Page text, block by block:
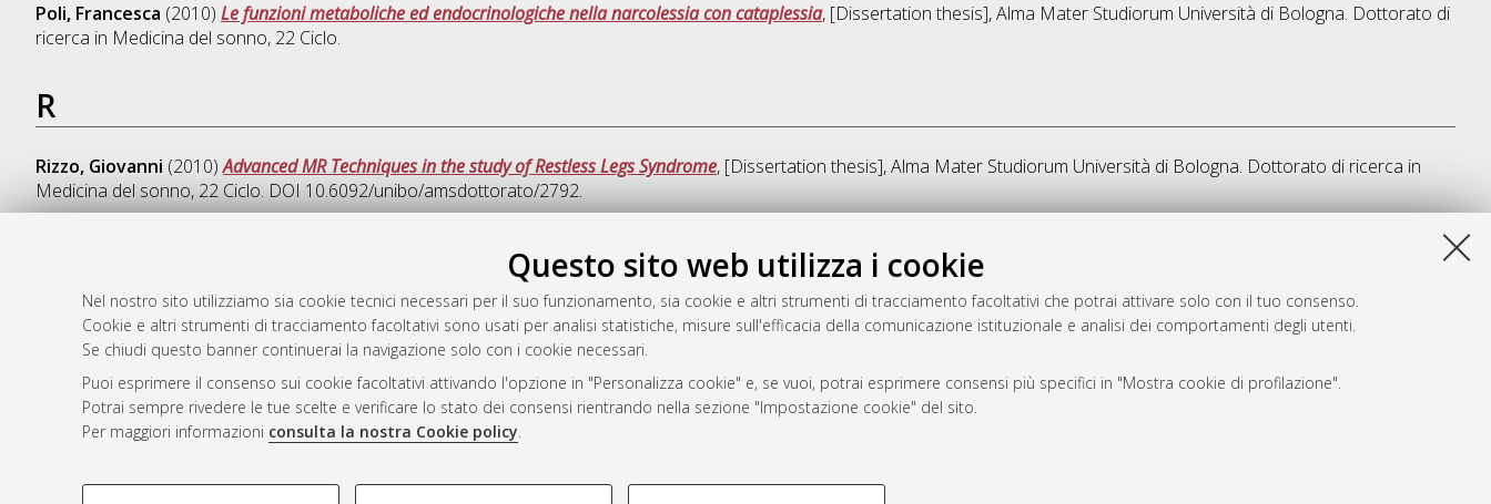
Questo sito web utilizza i cookie
Nel nostro sito utilizziamo sia cookie tecnici necessari per il suo funzionamento, sia cookie e altri strumenti di tracciamento facoltativi che potrai attivare solo con il tuo consenso.
Cookie e altri strumenti di tracciamento facoltativi sono usati per analisi statistiche, misure sull'efficacia della comunicazione istituzionale e analisi dei comportamenti degli utenti.
Se chiudi questo banner continuerai la navigazione solo con i cookie necessari.
Puoi esprimere il consenso sui cookie facoltativi attivando l'opzione in "Personalizza cookie" e, se vuoi, potrai esprimere consensi più specifici in "Mostra cookie di profilazione".
Potrai sempre rivedere le tue scelte e verificare lo stato dei consensi rientrando nella sezione "Impostazione cookie" del sito.
Per maggiori informazioni consulta la nostra Cookie policy.
COOKIE DI PROFILAZIONE - FACOLTATIVI COOKIE TECNICI - NECESSARI
Poli, Francesca (2010) Le funzioni metaboliche ed endocrinologiche nella narcolessia con cataplessia, [Dissertation thesis], Alma Mater Studiorum Università di Bologna. Dottorato di
ricerca in Medicina del sonno, 22 Ciclo.
R
Rizzo, Giovanni (2010)Advanced MR Techniques in the study of Restless Legs Syndrome, [Dissertation thesis], Alma Mater Studiorum Università di Bologna. Dottorato di ricerca in
Medicina del sonno, 22 Ciclo. DOI 10.6092/unibo/amsdottorato/2792.
Questa lista e' stata generata il Wed Aug 5 20:39:15 2026 CEST.
Atom
Rss 1.0
Rss 2.0
AMS Dottorato
ISSN: 2038-7946
Servizio implementato e gestito da
Impostazioni Cookie
Informativa sulla privacy
Condizioni d’uso del sito